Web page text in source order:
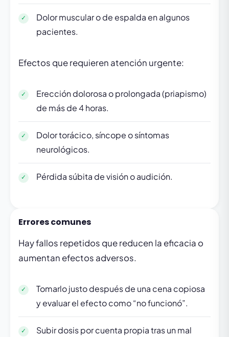
Dolor muscular o de espalda en algunos
pacientes.
Efectos que requieren atención urgente:
Erección dolorosa o prolongada (priapismo)
de más de 4 horas.
Dolor torácico, síncope o síntomas
neurológicos.
Pérdida súbita de visión o audición.
Errores comunes
Hay fallos repetidos que reducen la eficacia o
aumentan efectos adversos.
Tomarlo justo después de una cena copiosa
y evaluar el efecto como “no funcionó”.
Subir dosis por cuenta propia tras un mal